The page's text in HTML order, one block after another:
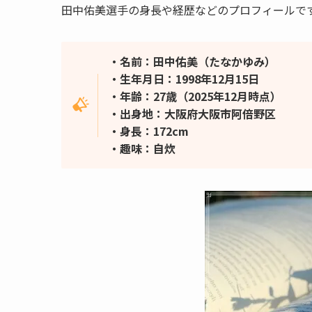
田中佑美選手の身長や経歴などのプロフィールで
・名前：田中佑美（たなかゆみ）
・生年月日：1998年12月15日
・年齢：27歳（2025年12月時点）
・出身地：大阪府大阪市阿倍野区
・身長：172cm
・趣味：自炊